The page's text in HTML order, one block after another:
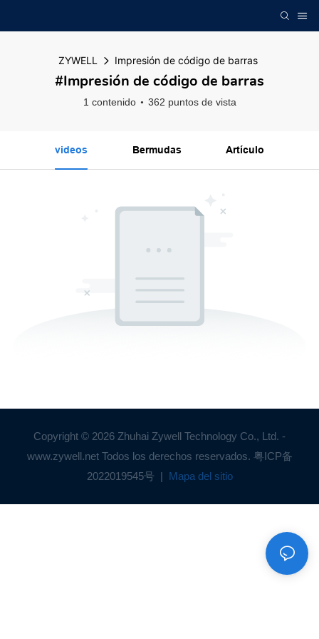
ZYWELL Impresión de código de barras
#Impresión de código de barras
1 contenido 362 puntos de vista
videos Bermudas Artículo
Copyright © 2026 Zhuhai Zywell Technology Co., Ltd. -
www.zywell.net Todos los derechos reservados. 粤ICP备
2022019545号 | Mapa del sitio